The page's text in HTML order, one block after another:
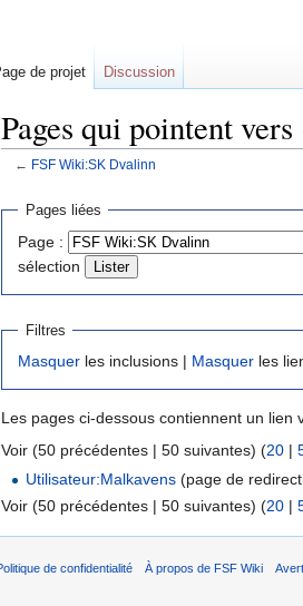
Pages qui pointent
← FSF Wiki:SK Dvalinn
Sauter
navigation
Sauter
recherche
Pages liées
Page :
sélection
Filtres
Masquer les inclusions | Masquer les
Les pages ci-dessous contiennent un lien
Voir (50 précédentes | 50 suivantes) (20 |
Utilisateur:Malkavens (page de
Voir (50 précédentes | 50 suivantes) (20 |
de projet Discussion
de confidentialité À propos de FSF Wiki